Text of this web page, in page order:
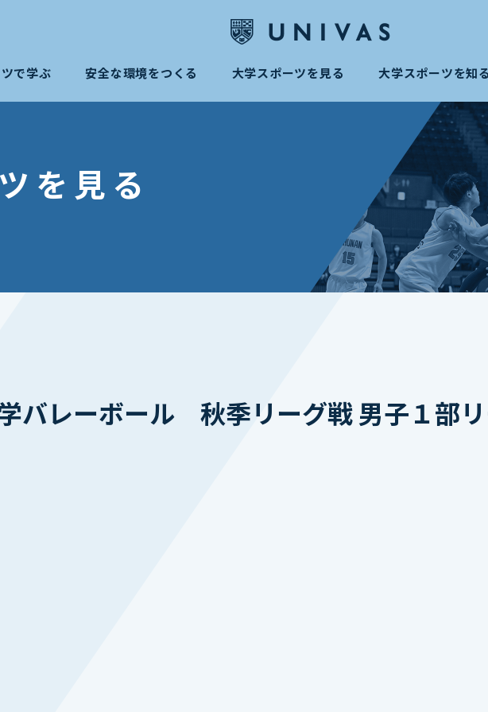
で学ぶ 安全な環境をつくる 大学スポーツを見る 大学スポーツを知
を見る
バレーボール 秋季リーグ戦 男子１部